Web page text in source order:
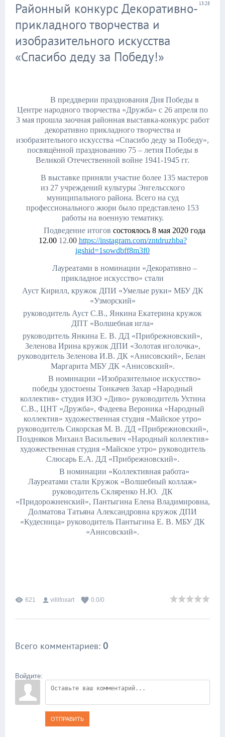
13:28
Районный конкурс Декоративно-
прикладного творчества и
изобразительного искусства
«Спасибо деду за Победу!»
В преддверии празднования Дня Победы в
Центре народного творчества «Дружба» с 26 апреля по
3 мая прошла заочная районная выставка-конкурс работ
декоративно прикладного творчества и
изобразительного искусства «Спасибо деду за Победу»,
посвящённой празднованию 75 – летия Победы в
Великой Отечественной войне 1941-1945 гг.
В выставке приняли участие более 135 мастеров
из 27 учреждений культуры Энгельсского
муниципального района. Всего на суд
профессионального жюри было представлено 153
работы на военную тематику.
Подведение итогов состоялось 8 мая 2020 года
12.00 12.00 https://instagram.com/zntdruzhba?
igshid=1sowdbff8m3f0
Лауреатами в номинации «Декоративно –
прикладное искусство» стали
Ауст Кирилл, кружок ДПИ «Умелые руки» МБУ ДК
«Узморский»
руководитель Ауст С.В., Янкина Екатерина кружок
ДПТ «Волшебная игла»
руководитель Янкина Е. В. ДД «Прибрежновский»,
Зеленова Ирина кружок ДПИ «Золотая иголочка»,
руководитель Зеленова И.В. ДК «Анисовский», Белан
Маргарита МБУ ДК «Анисовский».
В номинации «Изобразительное искусство»
победы удостоены Тонкачев Захар «Народный
коллектив» студия ИЗО «Диво» руководитель Ухтина
С.В., ЦНТ «Дружба», Фадеева Вероника «Народный
коллектив» художественная студия «Майское утро»
руководитель Сикорская М. В. ДД «Прибрежновский»,
Поздняков Михаил Васильевич «Народный коллектив»
художественная студия «Майское утро» руководитель
Слюсарь Е.А. ДД «Прибрежновский».
В номинации «Коллективная работа»
Лауреатами стали Кружок «Волшебный коллаж»
руководитель Скляренко Н.Ю. ДК
«Придорожненский», Пантыгина Елена Владимировна,
Долматова Татьяна Александровна кружок ДПИ
«Кудесница» руководитель Пантыгина Е. В. МБУ ДК
«Анисовский».
621 villifoxart 0.0/0
Всего комментариев: 0
Войдите:
ОТПРАВИТЬ